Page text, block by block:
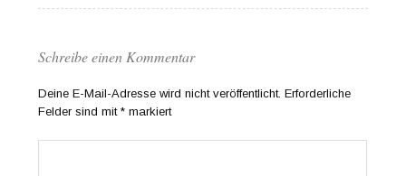
Schreibe einen Kommentar
Deine E-Mail-Adresse wird nicht veröffentlicht. Erforderliche
Felder sind mit* markiert